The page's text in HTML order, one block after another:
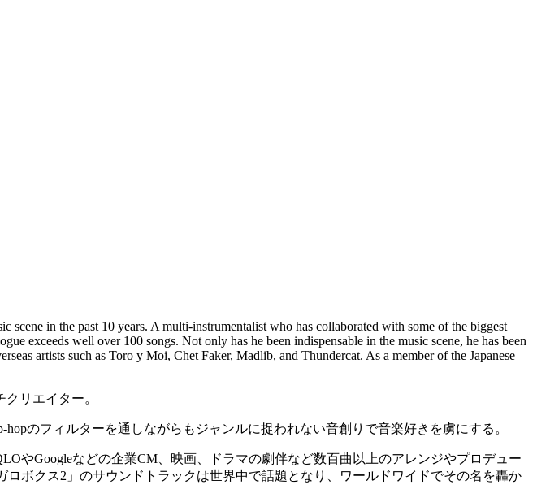
scene in the past 10 years. A multi-instrumentalist who has collaborated with some of the biggest
exceeds well over 100 songs. Not only has he been indispensable in the music scene, he has been
artists such as Toro y Moi, Chet Faker, Madlib, and Thundercat. As a member of the Japanese
リエイター。
のフィルターを通しながらもジャンルに捉われない音創りで音楽好きを虜にする。
やGoogleなどの企業CM、映画、ドラマの劇伴など数百曲以上のアレンジやプロデュー
ボクス2」のサウンドトラックは世界中で話題となり、ワールドワイドでその名を轟か